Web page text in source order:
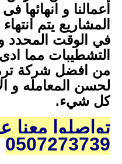
أعمالنا و انهائها
المشاريع يتم
في الوقت المحدد و
التشطيبات مما
من افضل شركة
لحسن المعامله و
كل شيء.
تواصلوا معنا
0507273739